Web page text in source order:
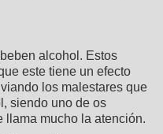
alcohol. Estos
este tiene un efecto
los malestares que
siendo uno de os
llama mucho la atención.